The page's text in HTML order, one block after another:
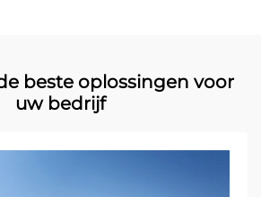
beste oplossingen voor
uw bedrijf